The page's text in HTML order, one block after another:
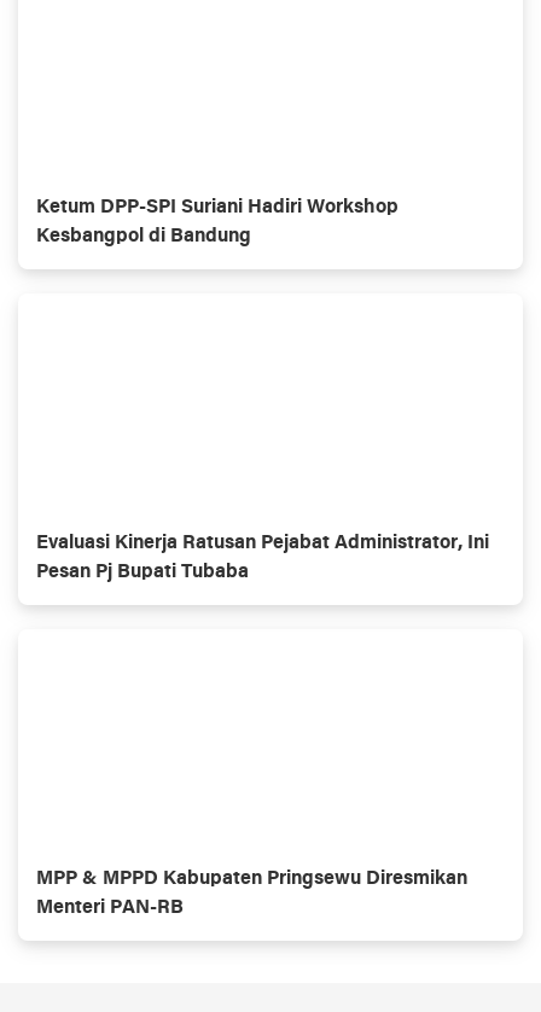
Ketum DPP-SPI Suriani Hadiri Workshop
Kesbangpol di Bandung
Evaluasi Kinerja Ratusan Pejabat Administrator, Ini
Pesan Pj Bupati Tubaba
MPP & MPPD Kabupaten Pringsewu Diresmikan
Menteri PAN-RB